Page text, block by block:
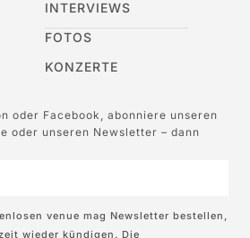
INTERVIEWS
FOTOS
KONZERTE
oder Facebook, abonniere unseren
oder unseren Newsletter – dann
venue mag Newsletter bestellen,
wieder kündigen. Die